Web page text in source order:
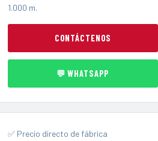
1.000 m.
CONTÁCTENOS
💬 WHATSAPP
✅ Precio directo de fábrica